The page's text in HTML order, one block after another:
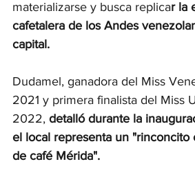
materializarse y busca replicar la
cafetalera de los Andes
capital.
Dudamel, ganadora del Miss
2021 y primera finalista del Miss
2022, detalló durante la
el local representa un "rinconcito
de café Mérida".